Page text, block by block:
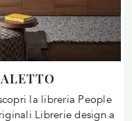
la libreria People
Librerie design a